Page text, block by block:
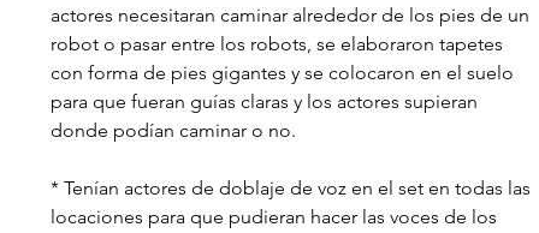
actores necesitaran caminar alrededor de los pies de un
robot o pasar entre los robots, se elaboraron tapetes
con forma de pies gigantes y se colocaron en el suelo
para que fueran guías claras y los actores supieran
donde podían caminar o no.
* Tenían actores de doblaje de voz en el set en todas las
locaciones para que pudieran hacer las voces de los